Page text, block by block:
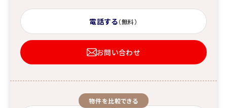
電話する（無料）
お問い合わせ
物件を比較できる